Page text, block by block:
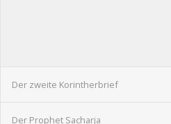
Der zweite Korintherbrief
Der Prophet Sacharja